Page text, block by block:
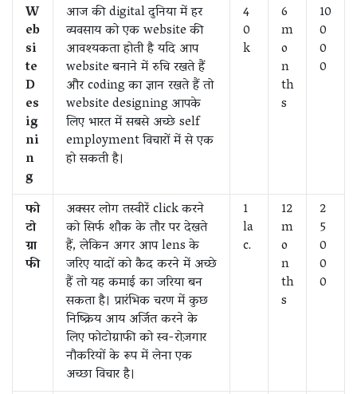
W
eb
si
te
D
es
ig
ni
n
g
आज की digital दुनिया में हर
व्यवसाय को एक website की
आवश्यकता होती है यदि आप
website बनाने में रुचि रखते हैं
और coding का ज्ञान रखते हैं तो
website designing आपके
लिए भारत में सबसे अच्छे self
employment विचारों में से एक
हो सकती है।
4
0
k
6
m
o
n
th
s
10
0
0
0
फो
टो
ग्रा
फी
अक्सर लोग तस्वीरें click करने
को सिर्फ शौक के तौर पर देखते
हैं, लेकिन अगर आप lens के
जरिए यादों को कैद करने में अच्छे
हैं तो यह कमाई का जरिया बन
सकता है। प्रारंभिक चरण में कुछ
निष्क्रिय आय अर्जित करने के
लिए फोटोग्राफी को स्व-रोज़गार
नौकरियों के रूप में लेना एक
अच्छा विचार है।
1
la
c.
12
m
o
n
th
s
2
5
0
0
0